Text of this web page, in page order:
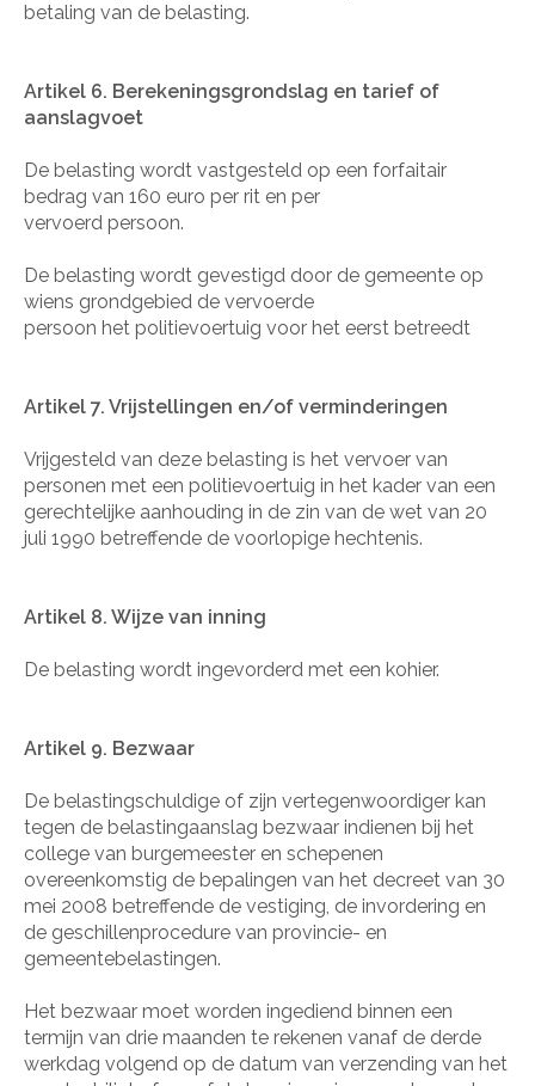
betaling van de belasting.
Artikel 6. Berekeningsgrondslag en tarief of
aanslagvoet
De belasting wordt vastgesteld op een forfaitair
bedrag van 160 euro per rit en per
vervoerd persoon.
De belasting wordt gevestigd door de gemeente op
wiens grondgebied de vervoerde
persoon het politievoertuig voor het eerst betreedt
Artikel 7. Vrijstellingen en/of verminderingen
Vrijgesteld van deze belasting is het vervoer van
personen met een politievoertuig in het kader van een
gerechtelijke aanhouding in de zin van de wet van 20
juli 1990 betreffende de voorlopige hechtenis.
Artikel 8. Wijze van inning
De belasting wordt ingevorderd met een kohier.
Artikel 9. Bezwaar
De belastingschuldige of zijn vertegenwoordiger kan
tegen de belastingaanslag bezwaar indienen bij het
college van burgemeester en schepenen
overeenkomstig de bepalingen van het decreet van 30
mei 2008 betreffende de vestiging, de invordering en
de geschillenprocedure van provincie- en
gemeentebelastingen.
Het bezwaar moet worden ingediend binnen een
termijn van drie maanden te rekenen vanaf de derde
werkdag volgend op de datum van verzending van het